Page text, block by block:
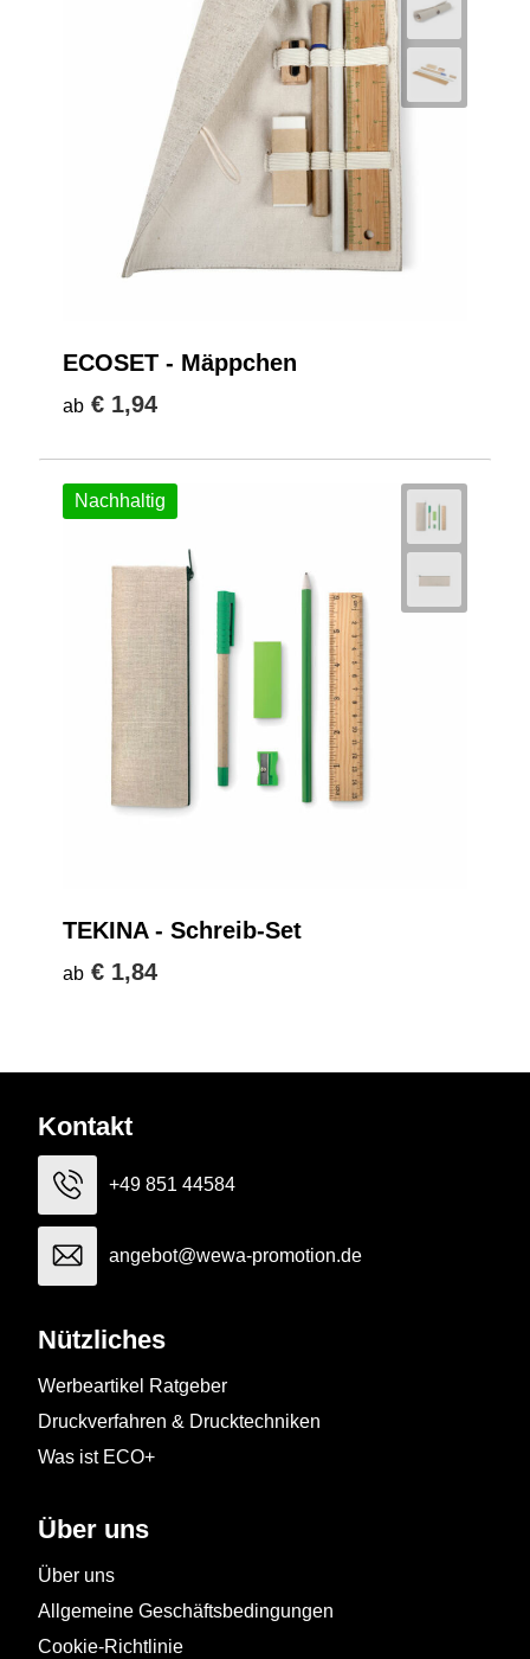
ECOSET - Mäppchen
ab € 1,94
Nachhaltig
TEKINA - Schreib-Set
ab € 1,84
Kontakt
+49 851 44584
angebot@wewa-promotion.de
Nützliches
Werbeartikel Ratgeber
Druckverfahren & Drucktechniken
Was ist ECO+
Über uns
Über uns
Allgemeine Geschäftsbedingungen
Cookie-Richtlinie